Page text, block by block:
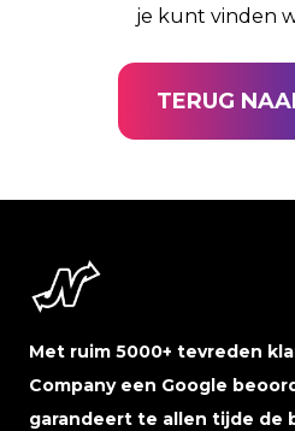
je kunt vinden
TERUG
Met ruim 5000+ tevreden
Company een Google
garandeert te allen tijde de